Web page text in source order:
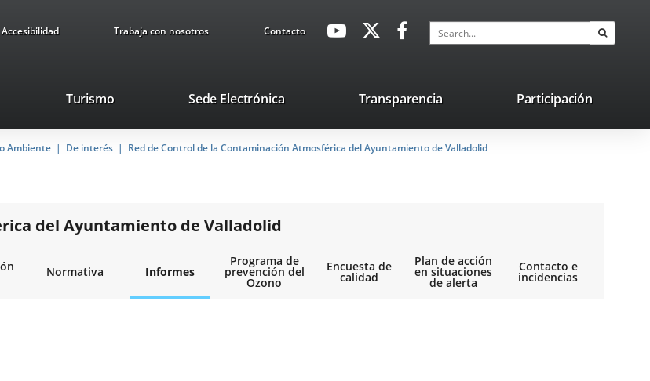
Accesibilidad Trabaja con nosotros ContactoavaHeaderSocial
Link
Link
application.
application.
Search
TurismoThis
will
open
up
window.
Sede ElectrónicaLink
external
application.
Transparencia Participación
Ambiente De interés
Red de Control de la Contaminación Atmosférica del Ayuntamiento de Valladolid
del Ayuntamiento de Valladolid
Normativa Informes
Programa de
prevención del
Ozono
Encuesta de
calidad
Plan de acción
en situaciones
de alerta
Contacto e
incidencias